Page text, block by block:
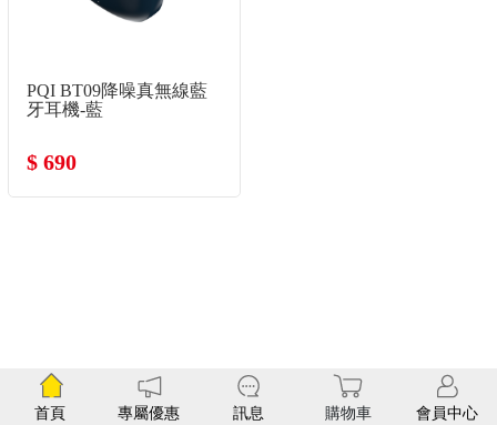
PQI BT09降噪真無線藍
牙耳機-藍
$ 690
首頁 專屬優惠 訊息 購物車 會員中心